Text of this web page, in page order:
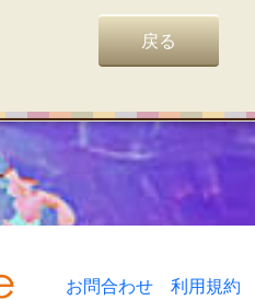
戻る
お問合わせ 利用規約